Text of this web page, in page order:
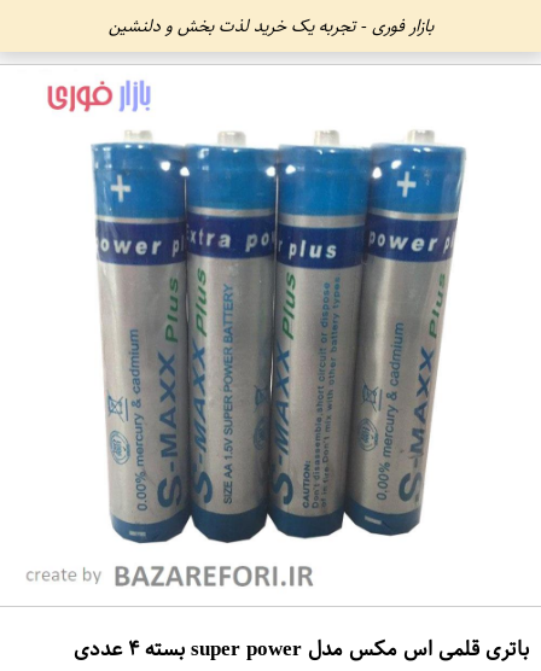
بازار فوری - تجربه یک خرید لذت بخش و دلنشین
باتری قلمی اس مکس مدل super power بسته ۴ عددی